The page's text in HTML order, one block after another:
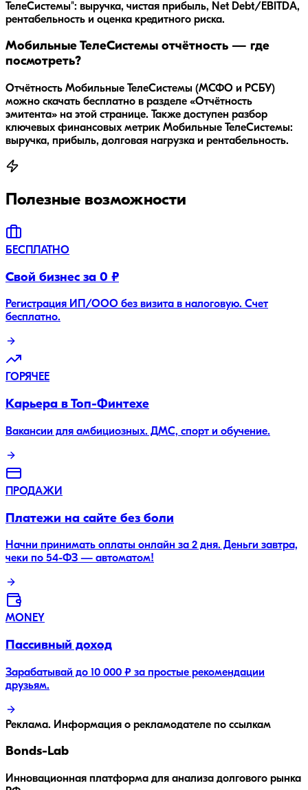
ТелеСистемы": выручка, чистая прибыль, Net Debt/EBITDA,
рентабельность и оценка кредитного риска.
Мобильные ТелеСистемы отчётность — где
посмотреть?
Отчётность Мобильные ТелеСистемы (МСФО и РСБУ)
можно скачать бесплатно в разделе «Отчётность
эмитента» на этой странице. Также доступен разбор
ключевых финансовых метрик Мобильные ТелеСистемы:
выручка, прибыль, долговая нагрузка и рентабельность.
Полезные возможности
БЕСПЛАТНО
Свой бизнес за 0 ₽
Регистрация ИП/ООО без визита в налоговую. Счет
бесплатно.
ГОРЯЧЕЕ
Карьера в Топ-Финтехе
Вакансии для амбициозных. ДМС, спорт и обучение.
ПРОДАЖИ
Платежи на сайте без боли
Начни принимать оплаты онлайн за 2 дня. Деньги завтра,
чеки по 54-ФЗ — автоматом!
MONEY
Пассивный доход
Зарабатывай до 10 000 ₽ за простые рекомендации
друзьям.
Реклама. Информация о рекламодателе по ссылкам
Bonds-Lab
Инновационная платформа для анализа долгового рынка